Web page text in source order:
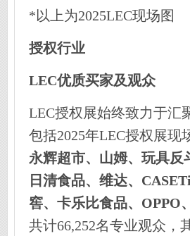
*以上为2025LEC现场图
授权行业
LEC优质买家及观众
LEC授权展始终致力于汇
包括2025年LEC授权展现
永辉超市、山姆、玩具反
日清食品、维达、
窖、卡乐比食品、OPPO
共计66,252名专业观众，